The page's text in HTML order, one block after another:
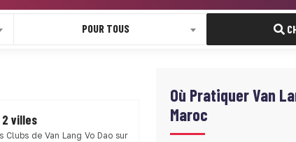
POUR TOUS
2 villes
Clubs de Van Lang Vo Dao sur
Où PratiquerVan
Maroc